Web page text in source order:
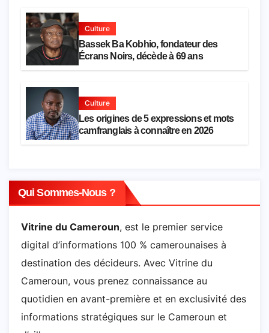
Culture
Bassek Ba Kobhio, fondateur des
Écrans Noirs, décède à 69 ans
Culture
Les origines de 5 expressions et mots
camfranglais à connaître en 2026
Qui Sommes-Nous ?
Vitrine du Cameroun, est le premier service
digital d’informations 100 % camerounaises à
destination des décideurs. Avec Vitrine du
Cameroun, vous prenez connaissance au
quotidien en avant-première et en exclusivité des
informations stratégiques sur le Cameroun et